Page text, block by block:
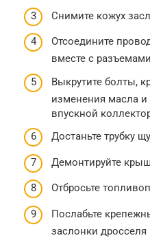
Снимите кожух
Отсоедините
вместе с
Выкрутите болты,
изменения масла
впускной
Достаньте трубку
Демонтируйте
Отбросьте
Послабьте
заслонки дросселя